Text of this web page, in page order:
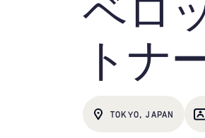
ベロ
トナ
TOKYO, JAPAN